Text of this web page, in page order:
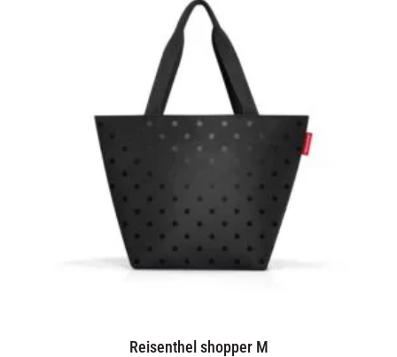
Reisenthel shopper M